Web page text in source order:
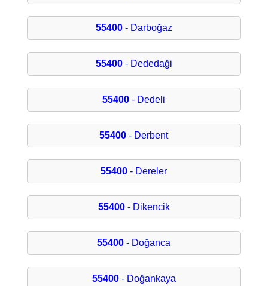
55400- Darboğaz
55400- Dededaği
55400 - Dedeli
55400 - Derbent
55400 - Dereler
55400- Dikencik
55400 - Doğanca
55400- Doğankaya